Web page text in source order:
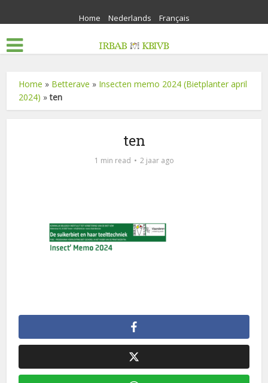
Home Nederlands Français
Home » Betterave » Insecten memo 2024 (Bietplanter april
2024) »ten
ten
1 min read 2 jaar ago